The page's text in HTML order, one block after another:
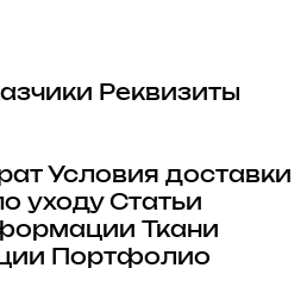
Реквизиты
Условия доставки
уходу Статьи
Ткани
Портфолио